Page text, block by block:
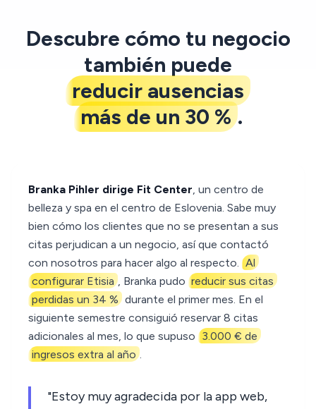
Descubre cómo tu negocio
también puede
reducir ausencias
más de un 30 % .
Branka Pihler dirige Fit Center , un centro de
belleza y spa en el centro de Eslovenia. Sabe muy
bien cómo los clientes que no se presentan a sus
citas perjudican a un negocio, así que contactó
con nosotros para hacer algo al respecto.
Al
configurar Etisia , Branka pudo reducir sus citas
perdidas un 34 % durante el primer mes. En el
siguiente semestre consiguió reservar 8 citas
adicionales al mes, lo que supuso 3.000 € de
ingresos extra al año .
"Estoy muy agradecida por la app web,